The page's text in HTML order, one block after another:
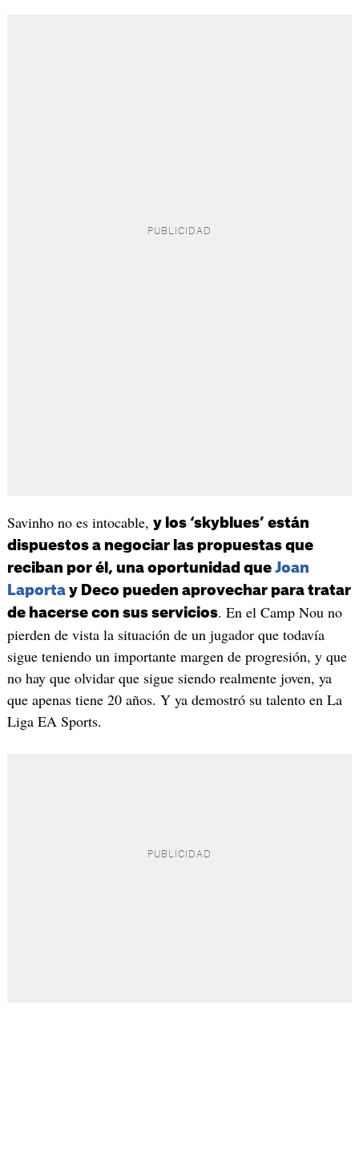
Savinho no es intocable, y los ‘skyblues’ están
dispuestos a negociar las propuestas que
reciban por él, una oportunidad que Joan
Laportay Deco pueden aprovechar para tratar
de hacerse con sus servicios. En el Camp Nou no
pierden de vista la situación de un jugador que todavía
sigue teniendo un importante margen de progresión, y que
no hay que olvidar que sigue siendo realmente joven, ya
que apenas tiene 20 años. Y ya demostró su talento en La
Liga EA Sports.